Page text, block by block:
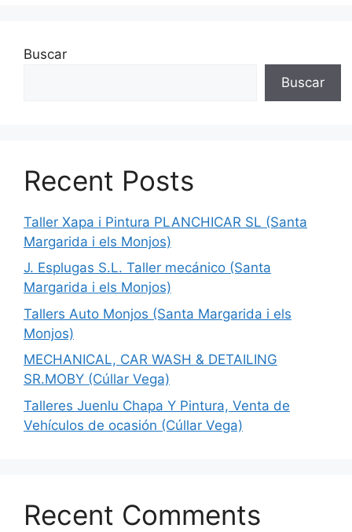
Buscar
Buscar
Recent Posts
Taller Xapa i Pintura PLANCHICAR SL (Santa
Margarida i els Monjos)
J. Esplugas S.L. Taller mecánico (Santa
Margarida i els Monjos)
Tallers Auto Monjos (Santa Margarida i els
Monjos)
MECHANICAL, CAR WASH & DETAILING
SR.MOBY (Cúllar Vega)
Talleres Juenlu Chapa Y Pintura, Venta de
Vehículos de ocasión (Cúllar Vega)
Recent Comments